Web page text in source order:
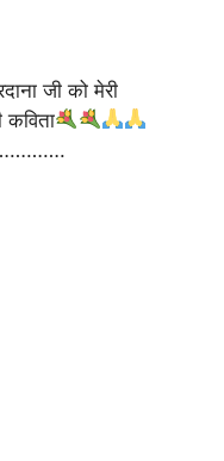
जी को मेरी
कविता